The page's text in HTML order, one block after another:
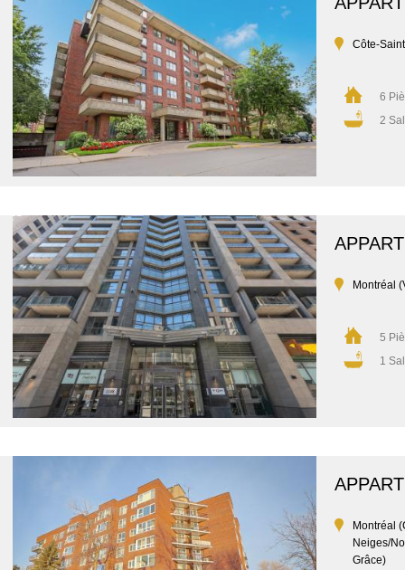
Côte-
6
2
Montréal
5
1
Montréal
Neiges/
Grâce)